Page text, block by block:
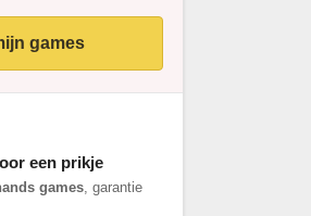
games
een prikje
games, garantie